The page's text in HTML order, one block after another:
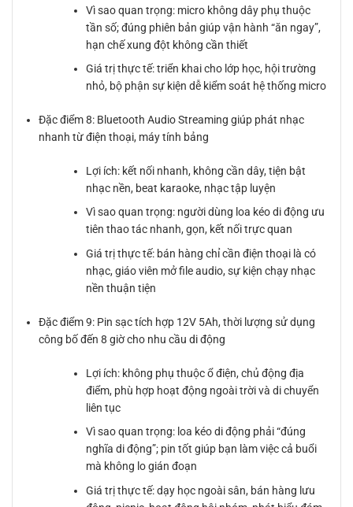
Vì sao quan trọng: micro không dây phụ thuộc
tần số; đúng phiên bản giúp vận hành “ăn ngay”,
hạn chế xung đột không cần thiết
Giá trị thực tế: triển khai cho lớp học, hội trường
nhỏ, bộ phận sự kiện dễ kiểm soát hệ thống micro
Đặc điểm 8: Bluetooth Audio Streaming giúp phát nhạc
nhanh từ điện thoại, máy tính bảng
Lợi ích: kết nối nhanh, không cần dây, tiện bật
nhạc nền, beat karaoke, nhạc tập luyện
Vì sao quan trọng: người dùng loa kéo di động ưu
tiên thao tác nhanh, gọn, kết nối trực quan
Giá trị thực tế: bán hàng chỉ cần điện thoại là có
nhạc, giáo viên mở file audio, sự kiện chạy nhạc
nền thuận tiện
Đặc điểm 9: Pin sạc tích hợp 12V 5Ah, thời lượng sử dụng
công bố đến 8 giờ cho nhu cầu di động
Lợi ích: không phụ thuộc ổ điện, chủ động địa
điểm, phù hợp hoạt động ngoài trời và di chuyển
liên tục
Vì sao quan trọng: loa kéo di động phải “đúng
nghĩa di động”; pin tốt giúp bạn làm việc cả buổi
mà không lo gián đoạn
Giá trị thực tế: dạy học ngoài sân, bán hàng lưu